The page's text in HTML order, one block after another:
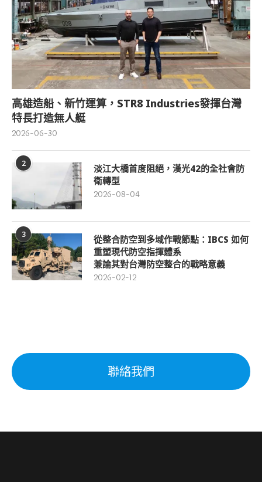
高雄造船、新竹運算，STR8 Industries發揮台灣
特長打造無人艇
2026-06-30
2
淡江大橋首度阻絕，漢光42的全社會防
衛轉型
2026-08-04
3
從整合防空到多域作戰節點：IBCS 如何
重塑現代防空指揮體系
兼論其對台灣防空整合的戰略意義
2026-02-12
聯絡我們